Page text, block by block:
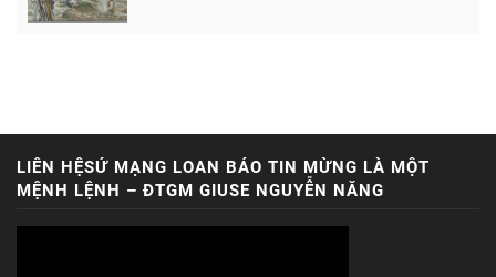
LIÊN HỆSỨ MẠNG LOAN BÁO TIN MỪNG LÀ MỘT
MỆNH LỆNH – ĐTGM GIUSE NGUYỄN NĂNG